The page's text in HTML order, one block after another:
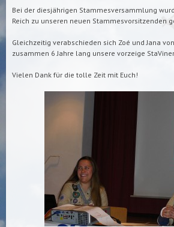
Bei der diesjährigen Stammesversammlung
Reich zu unseren neuen Stammesvorsitzenden
Gleichzeitig verabschieden sich Zoé und Jana
zusammen 6 Jahre lang unsere vorzeige
Vielen Dank für die tolle Zeit mit Euch!